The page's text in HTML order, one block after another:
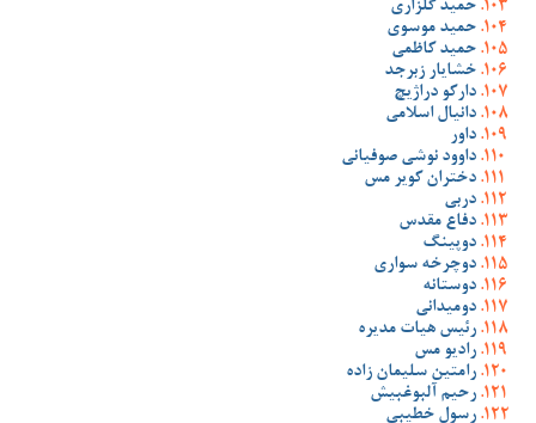
حمید گلزاری
حمید موسوی
حمید کاظمی
خشایار زبرجد
دارکو دراژیچ
دانیال اسلامی
داور
داوود نوشی صوفیانی
دختران کویر مس
دربی
دفاع مقدس
دوپینگ
دوچرخه سواری
دوستانه
دومیدانی
رئیس هیات مدیره
رادیو مس
رامتین سلیمان زاده
رحیم آلبوغبیش
رسول خطیبی